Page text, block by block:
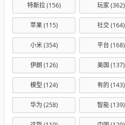
特斯拉(156) 玩家(362)
苹果(115) 社交(164)
小米(354) 平台 (168)
伊朗 (126) 美国 (137)
模型 (124) 有的 (143)
华为 (258) 智能(139)